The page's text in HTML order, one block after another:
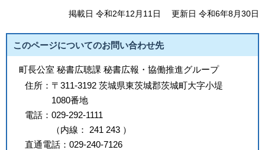
掲載日 令和2年12月11日 更新日 令和6年8月30日
このページについてのお問い合わせ先
町長公室 秘書広聴課 秘書広報・協働推進グループ
住所： 〒311-3192 茨城県東茨城郡茨城町大字小堤
1080番地
電話： 029-292-1111
（内線 ： 241 243 ）
直通電話： 029-240-7126